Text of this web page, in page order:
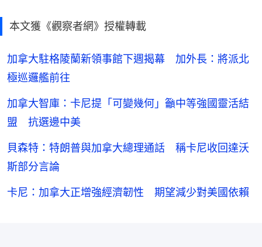
本文獲《觀察者網》授權轉載
加拿大駐格陵蘭新領事館下週揭幕 加外長：將派北
極巡邏艦前往
加拿大智庫：卡尼提「可變幾何」籲中等強國靈活結
盟 抗選邊中美
貝森特：特朗普與加拿大總理通話 稱卡尼收回達沃
斯部分言論
卡尼：加拿大正增強經濟韌性 期望減少對美國依賴